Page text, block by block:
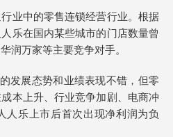
业中的零售连锁经营行业。根据
乐在国内某些城市的门店数量曾
润万家等主要竞争对手。
发展态势和业绩表现不错，但零
本上升、行业竞争加剧、电商冲
人乐上市后首次出现净利润为负